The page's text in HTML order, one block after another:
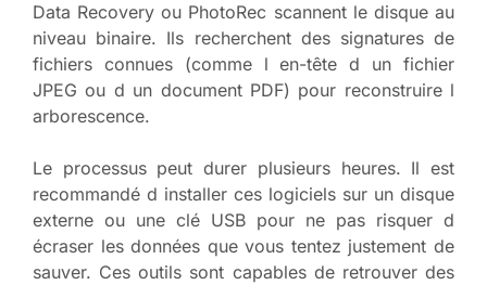
Data Recovery ou PhotoRec scannent le disque au
niveau binaire. Ils recherchent des signatures de
fichiers connues (comme l en-tête d un fichier
JPEG ou d un document PDF) pour reconstruire l
arborescence.
Le processus peut durer plusieurs heures. Il est
recommandé d installer ces logiciels sur un disque
externe ou une clé USB pour ne pas risquer d
écraser les données que vous tentez justement de
sauver. Ces outils sont capables de retrouver des